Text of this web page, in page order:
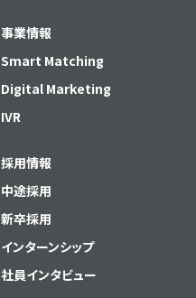
事業情報
Smart Matching
Digital Marketing
IVR
採用情報
中途採用
新卒採用
インターンシップ
社員インタビュー